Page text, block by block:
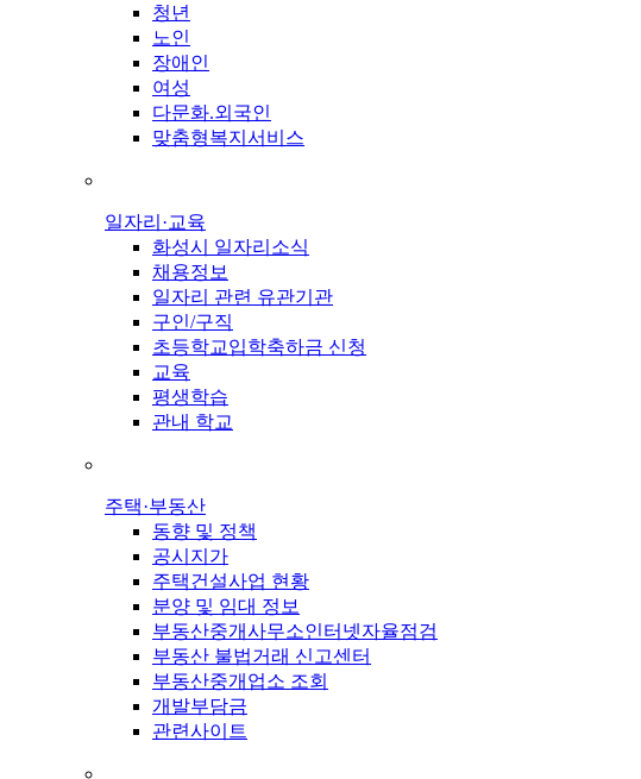
청년
노인
장애인
여성
다문화.외국인
맞춤형복지서비스
일자리·교육
화성시 일자리소식
채용정보
일자리 관련 유관기관
구인/구직
초등학교입학축하금 신청
교육
평생학습
관내 학교
주택·부동산
동향 및 정책
공시지가
주택건설사업 현황
분양 및 임대 정보
부동산중개사무소인터넷자율점검
부동산 불법거래 신고센터
부동산중개업소 조회
개발부담금
관련사이트